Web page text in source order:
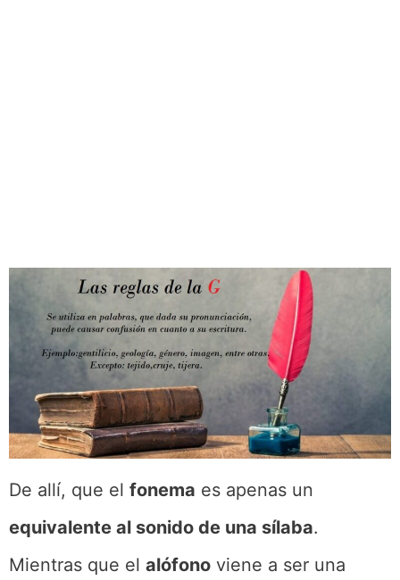
De allí, que el fonema es apenas un
equivalente al sonido de una sílaba.
Mientras que el alófono viene a ser una